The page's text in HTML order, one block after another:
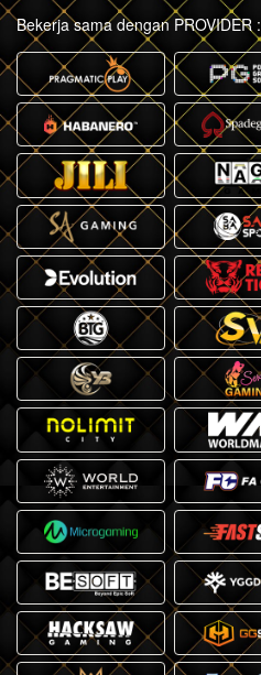
Bekerja sama dengan PROVIDER :